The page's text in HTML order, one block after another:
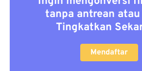
tanpa antrean
Tingkatkan
Mendaftar